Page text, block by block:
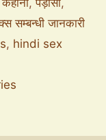
,पड़ोसी,
सम्बन्धी जानकारी
, hindi sex